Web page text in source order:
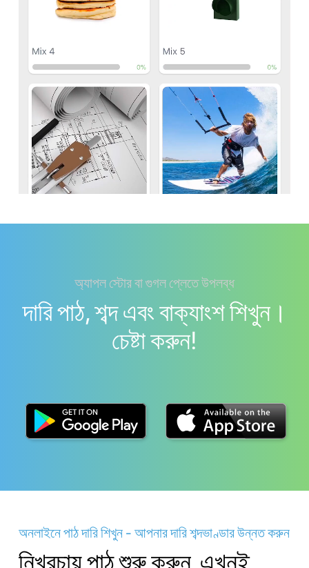
অ্যাপল স্টোর বা গুগল প্লেতে উপলব্ধ
দারি পাঠ, শব্দ এবং বাক্যাংশ শিখুন।
চেষ্টা করুন!
অনলাইনে পাঠ দারি শিখুন - আপনার দারি শব্দভাণ্ডার উন্নত করুন